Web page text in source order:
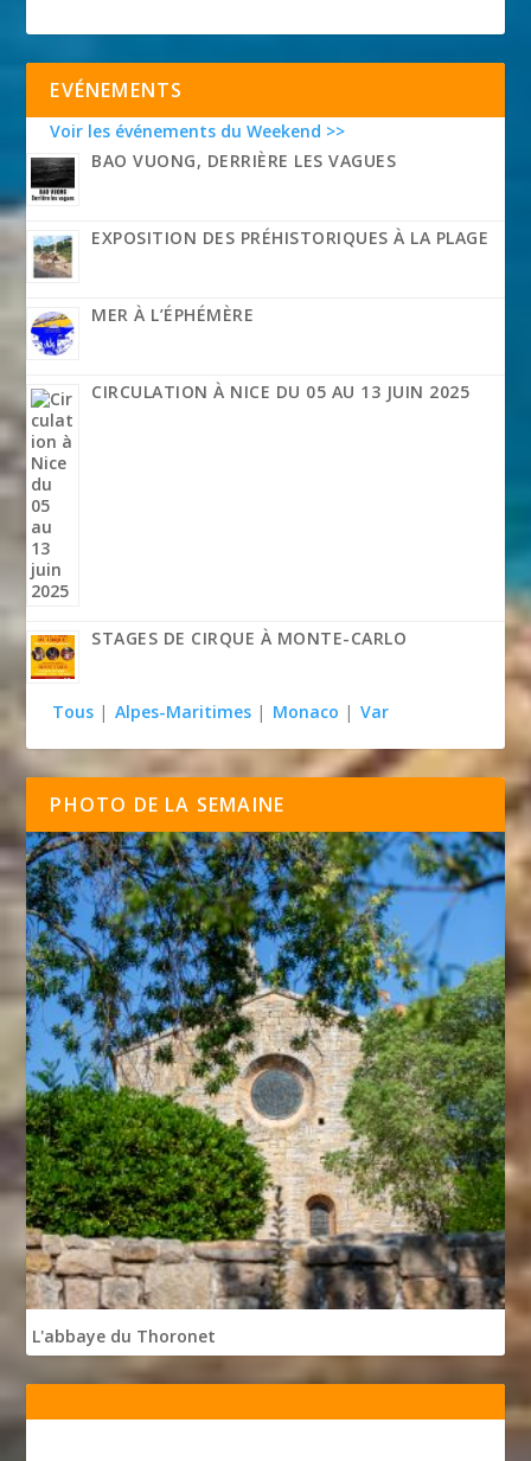
EVÉNEMENTS
Voir les événements du Weekend >>
BAO VUONG, DERRIÈRE LES VAGUES
EXPOSITION DES PRÉHISTORIQUES À LA PLAGE
MER À L’ÉPHÉMÈRE
CIRCULATION À NICE DU 05 AU 13 JUIN 2025
STAGES DE CIRQUE À MONTE-CARLO
Tous | Alpes-Maritimes | Monaco | Var
PHOTO DE LA SEMAINE
L'abbaye du Thoronet